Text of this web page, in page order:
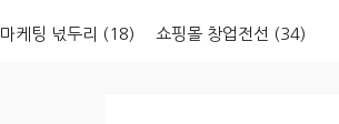
마케팅 넋두리 (18) 쇼핑몰 창업전선 (34)